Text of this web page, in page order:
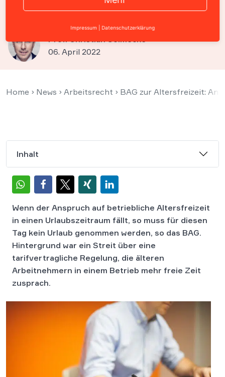
zurück
Prof. Christian Solmecke
06. April 2022
Home › News › Arbeitsrecht › BAG zur Altersfreizeit:
Inhalt
Wenn der Anspruch auf betriebliche Altersfreizeit
in einen Urlaubszeitraum fällt, so muss für diesen
Tag kein Urlaub genommen werden, so das BAG.
Hintergrund war ein Streit über eine
tarifvertragliche Regelung, die älteren
Arbeitnehmern in einem Betrieb mehr freie Zeit
zusprach.
Impressum Datenschutzerklärung